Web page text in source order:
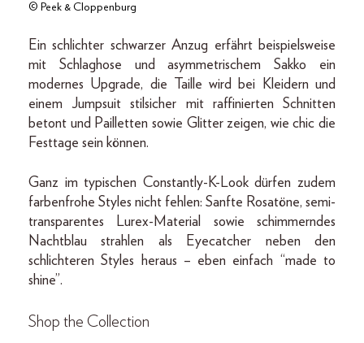
© Peek & Cloppenburg
Ein schlichter schwarzer Anzug erfährt beispielsweise
mit Schlaghose und asymmetrischem Sakko ein
modernes Upgrade, die Taille wird bei Kleidern und
einem Jumpsuit stilsicher mit raffinierten Schnitten
betont und Pailletten sowie Glitter zeigen, wie chic die
Festtage sein können.
Ganz im typischen Constantly-K-Look dürfen zudem
farbenfrohe Styles nicht fehlen: Sanfte Rosatöne, semi-
transparentes Lurex-Material sowie schimmerndes
Nachtblau strahlen als Eyecatcher neben den
schlichteren Styles heraus – eben einfach “made to
shine”.
Shop the Collection